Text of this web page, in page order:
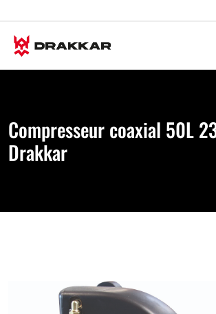
Compresseur coaxial 50L
Drakkar